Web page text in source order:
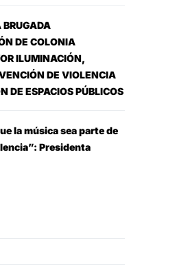
DE COLONIA
ILUMINACIÓN,
DE VIOLENCIA
DE ESPACIOS PÚBLICOS
la música sea parte de
Presidenta